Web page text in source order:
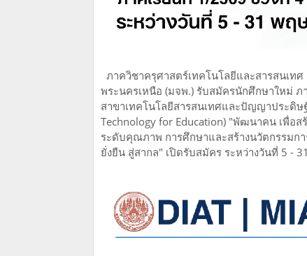
ภาควิชาครุศาสตร์เทคโนโลยีและสารสนเท
พระนครเหนือ (มจพ.) รับสมัครนักศึกษาใหม่
สาขาเทคโนโลยีสารสนเทศและปัญญาประดิษ
Technology for Education) "พัฒนาคน เพื่อ
ระดับคุณภาพ การศึกษาและสร้างนวัตกรรมก
ยั่งยืน สู่สากล" เปิดรับสมัคร ระหว่างวันที่ 5 -